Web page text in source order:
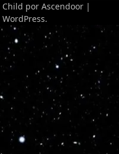
Child por Ascendoor |
WordPress.